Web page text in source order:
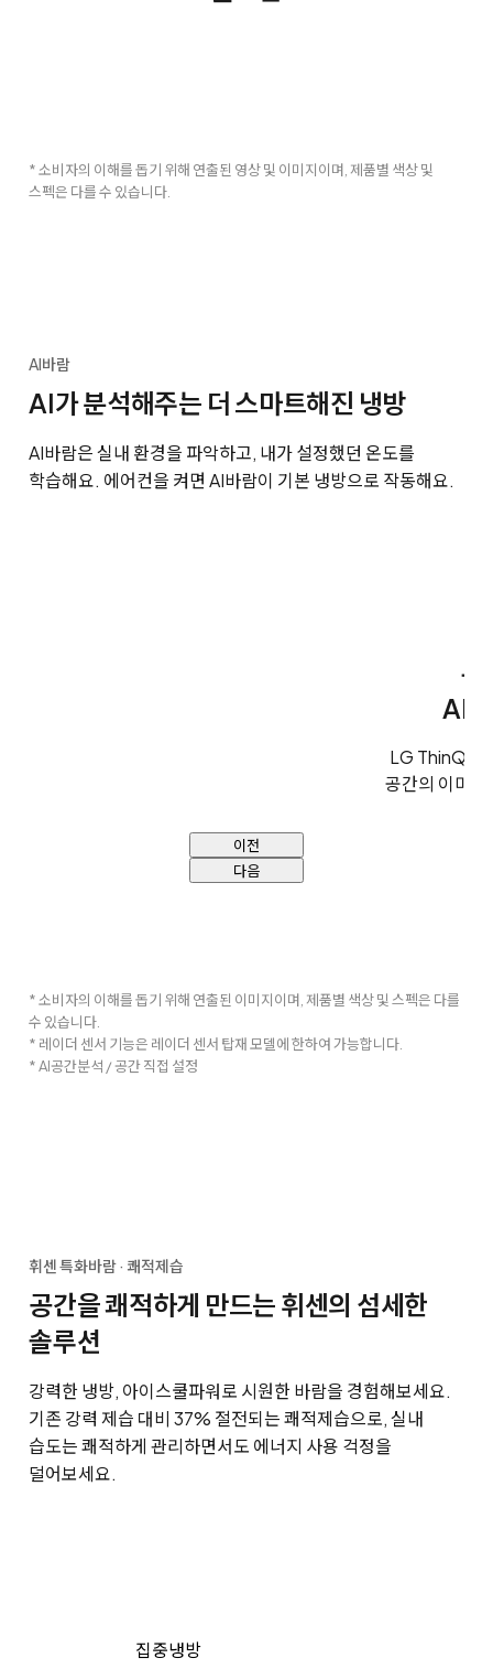
* 소비자의 이해를 돕기 위해 연출된 영상 및 이미지이며, 제품별 색상 및
스펙은 다를 수 있습니다.
AI바람
AI가 분석해주는 더 스마트해진 냉방
AI바람은 실내 환경을 파악하고, 내가 설정했던 온도를
학습해요. 에어컨을 켜면 AI바람이 기본 냉방으로 작동해요.
우
AI
LG ThinQ 앱
공간의 이미
이전
다음
* 소비자의 이해를 돕기 위해 연출된 이미지이며, 제품별 색상 및 스펙은 다를
수 있습니다.
* 레이더 센서 기능은 레이더 센서 탑재 모델에 한하여 가능합니다.
* AI공간분석 / 공간 직접 설정
휘센 특화바람 · 쾌적제습
공간을 쾌적하게 만드는 휘센의 섬세한
솔루션
강력한 냉방, 아이스쿨파워로 시원한 바람을 경험해보세요.
기존 강력 제습 대비 37% 절전되는 쾌적제습으로, 실내
습도는 쾌적하게 관리하면서도 에너지 사용 걱정을
덜어보세요.
집중냉방